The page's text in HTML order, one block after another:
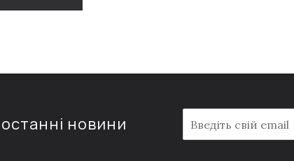
новини
m
a